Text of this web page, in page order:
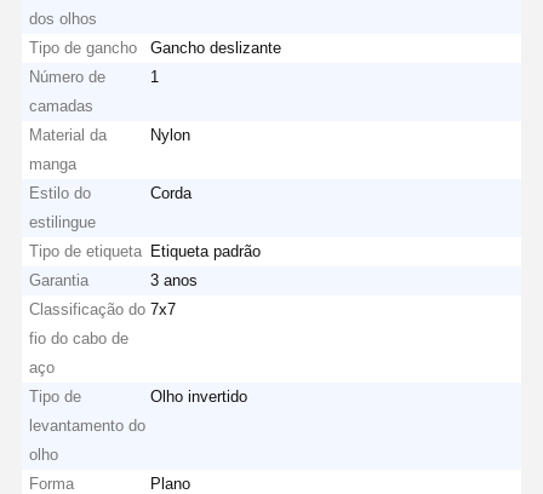
dos olhos
Tipo de gancho
Gancho deslizante
Número de
camadas
1
Material da
manga
Nylon
Estilo do
estilingue
Corda
Tipo de etiqueta Etiqueta padrão
Garantia
3 anos
Classificação do
fio do cabo de
aço
7x7
Tipo de
levantamento do
olho
Olho invertido
Forma
Plano